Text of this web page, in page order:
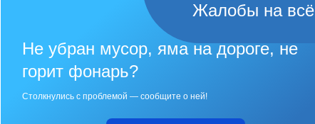
Жалобы на всё
Не убран мусор, яма на дороге, не
горит фонарь?
Столкнулись с проблемой — сообщите о ней!